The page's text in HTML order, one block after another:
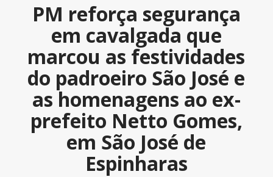
PM reforça segurança
em cavalgada que
marcou as festividades
do padroeiro São José e
as homenagens ao ex-
prefeito Netto Gomes,
em São José de
Espinharas